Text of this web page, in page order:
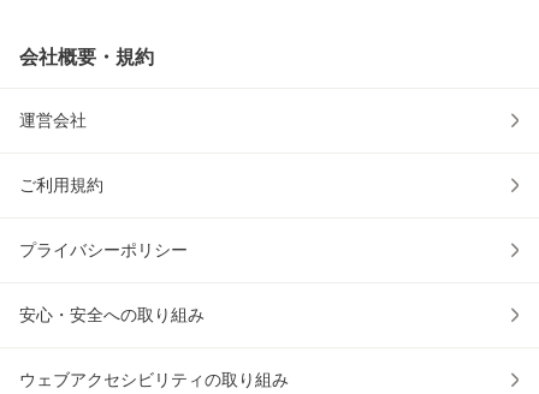
会社概要・規約
運営会社
ご利用規約
プライバシーポリシー
安心・安全への取り組み
ウェブアクセシビリティの取り組み